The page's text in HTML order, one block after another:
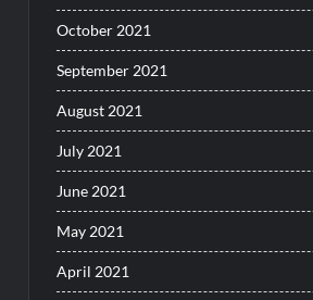
October 2021
September 2021
August 2021
July 2021
June 2021
May 2021
April 2021